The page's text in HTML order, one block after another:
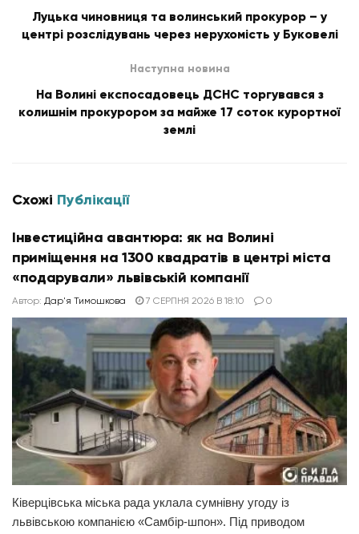
Луцька чиновниця та волинський прокурор – у
центрі розслідувань через нерухомість у Буковелі
Наступна новина
На Волині експосадовець ДСНС торгувався з
колишнім прокурором за майже 17 соток курортної
землі
Схожі Публікації
Інвестиційна авантюра: як на Волині
приміщення на 1300 квадратів в центрі міста
«подарували» львівській компанії
Автор: Дар'я Тимошкова 7 СЕРПНЯ 2026 В 18:10 0
Ківерцівська міська рада уклала сумнівну угоду із
львівською компанією «Самбір-шпон». Під приводом